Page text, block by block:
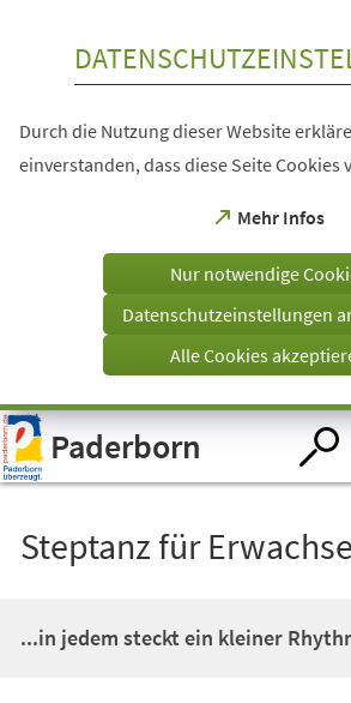
Visuelle
Assistenzsoftware
öffnen.
Durch die Nutzung dieser Website
einverstanden, dass diese Seite Cookies
Mehr Infos
(Öffnet
einem
Tab)
Nur notwendige
Datenschutzeinstellungen
Alle Cookies
Paderborn
Steptanz für
...in jedem steckt ein kleiner